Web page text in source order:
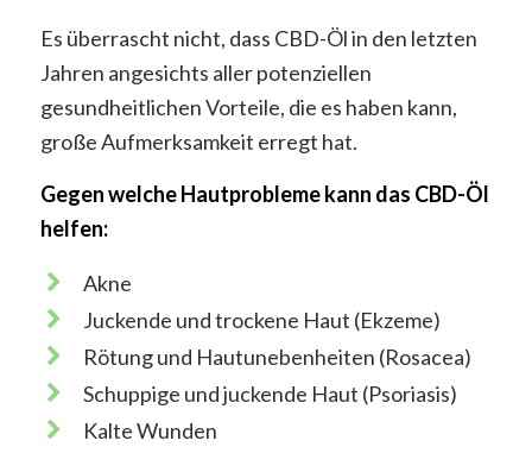
Es überrascht nicht, dass CBD-Öl in den letzten
Jahren angesichts aller potenziellen
gesundheitlichen Vorteile, die es haben kann,
große Aufmerksamkeit erregt hat.
Gegen welche Hautprobleme kann das CBD-Öl
helfen:
Akne
Juckende und trockene Haut (Ekzeme)
Rötung und Hautunebenheiten (Rosacea)
Schuppige und juckende Haut (Psoriasis)
Kalte Wunden